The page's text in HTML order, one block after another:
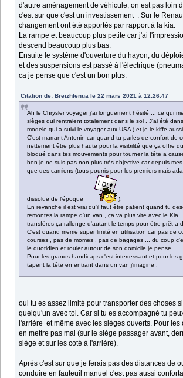
d'autre aménagement de véhicule, on est pas loin
c'est sur que c'est un investissement . Sur le
changement ont été apportés par rapport à la kia.
La rampe et beaucoup plus petite car j'ai
descend beaucoup plus bas.
Ensuite le système d'ouverture du hayon, du
et des suspensions est passé à l'électrique
ca je pense que c'est un bon plus.
Citation de: Breizhfenua le 22 mars 2021 à 12:26:47
Ah le Chrysler voyager j'ai longuement hésité ... ce qui
sièges qui rentraient totalement dans le sol . J'ai été
modele qui a suivi le voyager aux USA ) et je le kiffe
C'est marrant Antonin car quand tu parles de confort de
nettement être plus haute pour la visibilité que ça offre
bloqué dans tes mouvements pour tourner la tête a
bon je ne suis pas non plus très objective car depuis
que des camions (tous pourris pour les premiers mais
dissolue de l'époque
).
En revanche il est vrai qu'il faut être patient quand tu
remontes la rampe d'un van , ça va plus vite avec le Kia
transfères ça rallonge d'autant le temps pour être prêt a
C'est quand meme super limité en utilisation car pas de
courses , pas de momes , pas de bagages ... du coup
le quotidien et rouler autour de son domicile je pense .
Pour les grands handicaps c'est interressant et pour les
tapent la tête en entrant dans un van j'imagine .
oui tu es assez limité pour transporter des choses
quelqu'un avec toi. Car si tu es accompagné tu
l'arrière et même avec les sièges ouverts. Pour les
en mettre pas mal (sur le siège passager avant,
siège et sur les coté à l'arrière).
Après c'est sur que je ferais pas des distances de
conduire en fauteuil manuel c'est pas aussi